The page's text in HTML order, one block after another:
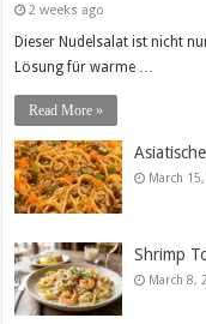
2 weeks ago
Dieser Nudelsalat ist nicht
Lösung für warme …
Read More »
March
Shrimp
March 8,